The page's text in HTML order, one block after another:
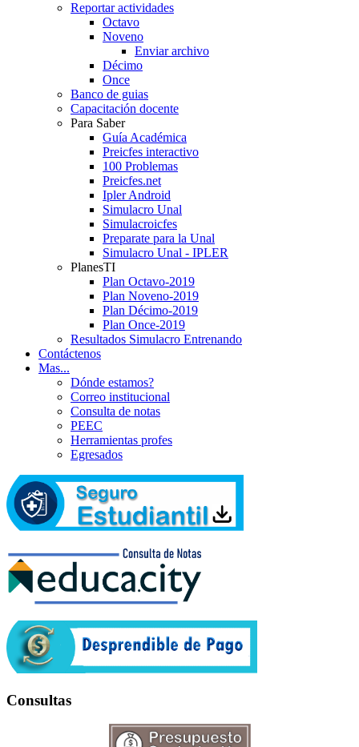
Reportar actividades
Octavo
Noveno
Enviar archivo
Décimo
Once
Banco de guias
Capacitación docente
Para Saber
Guía Académica
Preicfes interactivo
100 Problemas
Preicfes.net
Ipler Android
Simulacro Unal
Simulacroicfes
Preparate para la Unal
Simulacro Unal - IPLER
PlanesTI
Plan Octavo-2019
Plan Noveno-2019
Plan Décimo-2019
Plan Once-2019
Resultados Simulacro Entrenando
Contáctenos
Mas...
Dónde estamos?
Correo institucional
Consulta de notas
PEEC
Herramientas profes
Egresados
Consultas